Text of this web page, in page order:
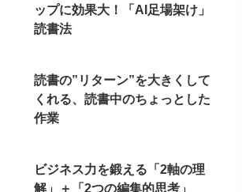
ップに効果大！「AI足場架け」
読書法
読書の”リターン”を大きくして
くれる、読書中のちょっとした
作業
ビジネス力を鍛える「2軸の理
解」＋「2つの編集的思考」